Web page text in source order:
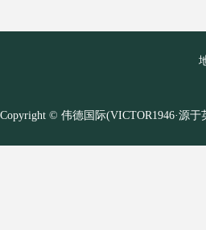
Copyright © 伟德国际(VICTOR1946·源